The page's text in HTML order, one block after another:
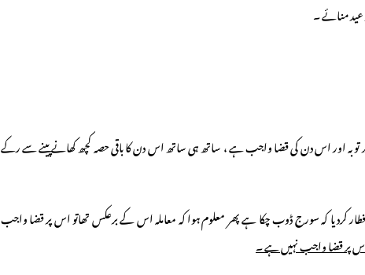
اور اس دن کی قضا واجب ہے ، ساتھ ہی ساتھ اس دن کا باقی حصہ کچھ کھانے پینے سے رکے
کردیا کہ سورج ڈوب چکا ہے پھر معلوم ہوا کہ معاملہ اس کے برعکس تھاتو اس پر قضا واجب
اس پر قضا واجب نہیں ہے ۔